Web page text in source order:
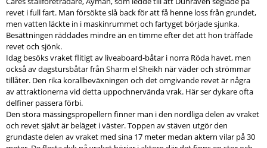
revet i full fart. Man försökte slå back för att få henne loss från grundet,
men vatten läckte in i maskinrummet och fartyget började sjunka.
Besättningen räddades mindre än en timme efter det att hon träffade
revet och sjönk.
Idag besöks vraket flitigt av liveaboard-båtar i norra Röda havet, men
också av dagstursbåtar från Sharm el Sheikh när väder och strömmar
tillåter. Den rika korallbeväxningen och det omgivande revet är några
av attraktionerna vid detta uppochnervända vrak. Här ser dykare ofta
delfiner passera förbi.
Den stora mässingspropellern finner man i den nordliga delen av vraket
och revet självt är beläget i väster. Toppen av stäven utgör den
grundaste delen av vraket med sina 17 meter medan aktern vilar på 30